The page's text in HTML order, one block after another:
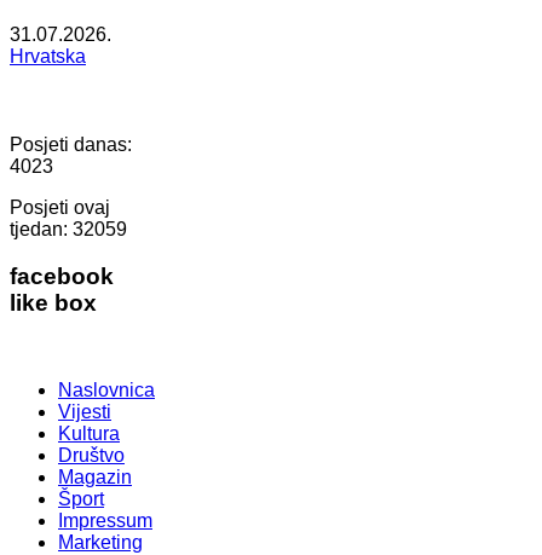
31.07.2026.
Hrvatska
Posjeti danas:
4023
Posjeti ovaj
tjedan: 32059
facebook
like box
Naslovnica
Vijesti
Kultura
Društvo
Magazin
Šport
Impressum
Marketing